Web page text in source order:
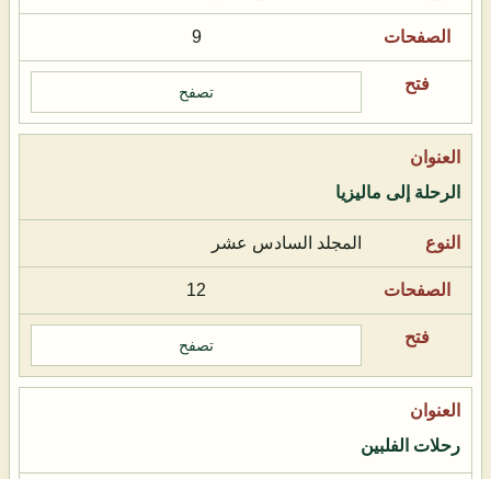
9
تصفح
الرحلة إلى ماليزيا
المجلد السادس عشر
12
تصفح
رحلات الفلبين